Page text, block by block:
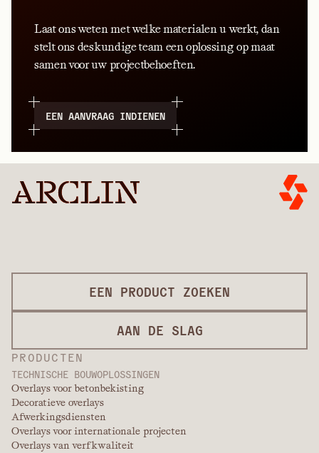
Laat ons weten met welke materialen u werkt, dan
stelt ons deskundige team een oplossing op maat
samen voor uw projectbehoeften.
EEN AANVRAAG INDIENEN
PRODUCTEN
TECHNISCHE BOUWOPLOSSINGEN
Overlays voor betonbekisting
Decoratieve overlays
Afwerkingsdiensten
Overlays voor internationale projecten
Overlays van verfkwaliteit
EEN PRODUCT ZOEKEN
AAN DE SLAG